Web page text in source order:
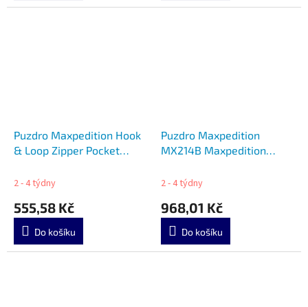
Puzdro Maxpedition Hook
& Loop Zipper Pocket
2 - 4 týdny
555,58 Kč
Do košíku
Puzdro Maxpedition
MX214B Maxpedition
2 - 4 týdny
968,01 Kč
Do košíku